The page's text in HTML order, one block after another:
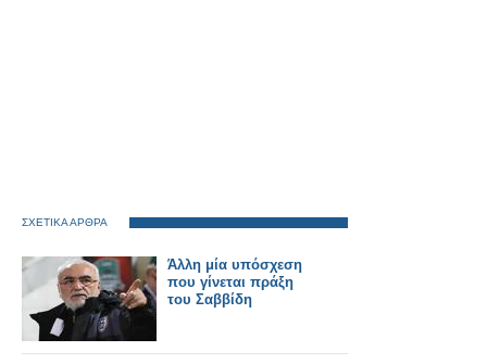
ΣΧΕΤΙΚΑ ΑΡΘΡΑ
Άλλη μία υπόσχεση
που γίνεται πράξη
του Σαββίδη